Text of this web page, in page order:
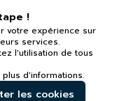
à tout moment
!
votre expérience sur
services.
l'utilisation de tous
d'informations.
les cookies